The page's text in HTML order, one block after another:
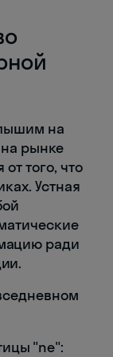
на
рынке
того, что
Устная
ради
"ne":